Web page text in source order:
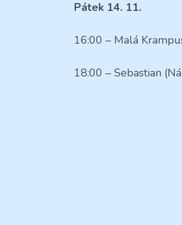
Pátek 14. 11.
16:00 – Malá
18:00 – Sebastian